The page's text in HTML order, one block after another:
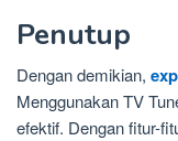
Penutup
Dengan demikian,
Menggunakan TV
efektif. Dengan fitur-